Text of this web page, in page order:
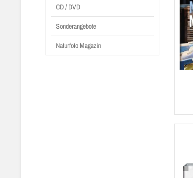
CD / DVD
Sonderangebote
Naturfoto Magazin